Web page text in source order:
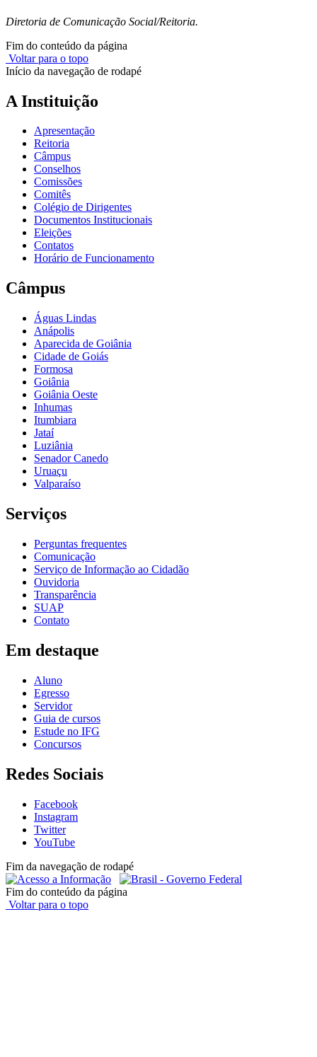
Diretoria de Comunicação Social/Reitoria.
Fim do conteúdo da página
Voltar para o topo
Início da navegação de rodapé
A Instituição
Apresentação
Reitoria
Câmpus
Conselhos
Comissões
Comitês
Colégio de Dirigentes
Documentos Institucionais
Eleições
Contatos
Horário de Funcionamento
Câmpus
Águas Lindas
Anápolis
Aparecida de Goiânia
Cidade de Goiás
Formosa
Goiânia
Goiânia Oeste
Inhumas
Itumbiara
Jataí
Luziânia
Senador Canedo
Uruaçu
Valparaíso
Serviços
Perguntas frequentes
Comunicação
Serviço de Informação ao Cidadão
Ouvidoria
Transparência
SUAP
Contato
Em destaque
Aluno
Egresso
Servidor
Guia de cursos
Estude no IFG
Concursos
Redes Sociais
Facebook
Instagram
Twitter
YouTube
Fim da navegação de rodapé
Fim do conteúdo da página
Voltar para o topo